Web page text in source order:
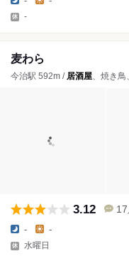
-
麦わら
今治駅 592m / 居酒屋、焼き鳥
3.12 17
- -
水曜日